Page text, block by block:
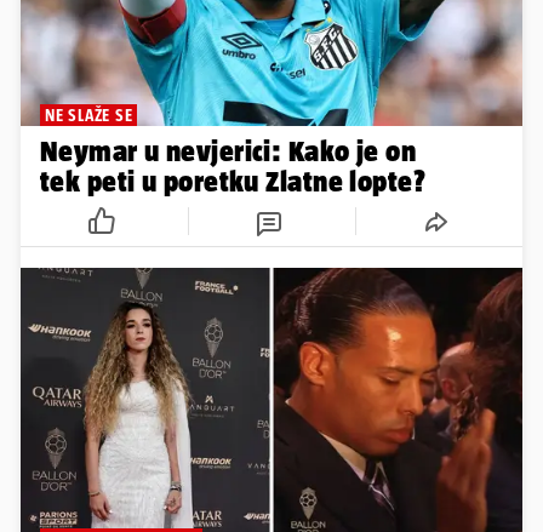
NE SLAŽE SE
Neymar u nevjerici: Kako je on
tek peti u poretku Zlatne lopte?